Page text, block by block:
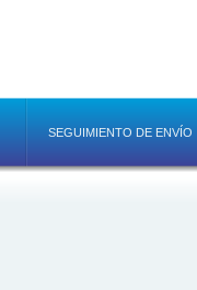
SEGUIMIENTO DE ENVÍO